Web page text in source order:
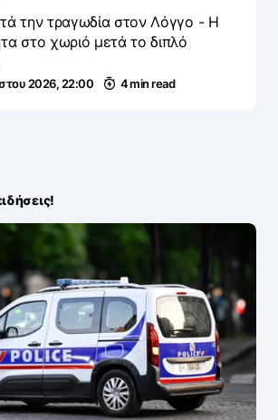
την τραγωδία στον Λόγγο - H
στο χωριό μετά το διπλό
2026, 22:00 4 min read